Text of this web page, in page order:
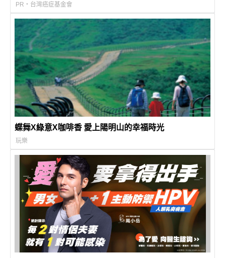
PR・台灣癌症基金會
蝶舞X綠意X咖啡香 愛上陽明山的幸福時光
玩樂